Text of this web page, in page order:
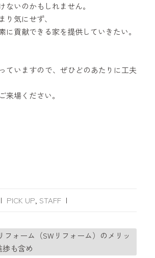
ないのかもしれません。
り気にせず、
に貢献できる家を提供していきたい。
ていますので、ぜひどのあたりに工夫
来場ください。
| PICK UP STAFF |
フォーム（SWリフォーム）のメリッ
も含め